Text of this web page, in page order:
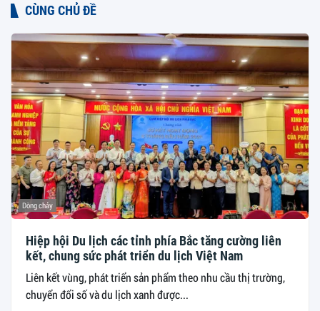
CÙNG CHỦ ĐỀ
Dòng chảy
Hiệp hội Du lịch các tỉnh phía Bắc tăng cường liên
kết, chung sức phát triển du lịch Việt Nam
Liên kết vùng, phát triển sản phẩm theo nhu cầu thị trường,
chuyển đổi số và du lịch xanh được...